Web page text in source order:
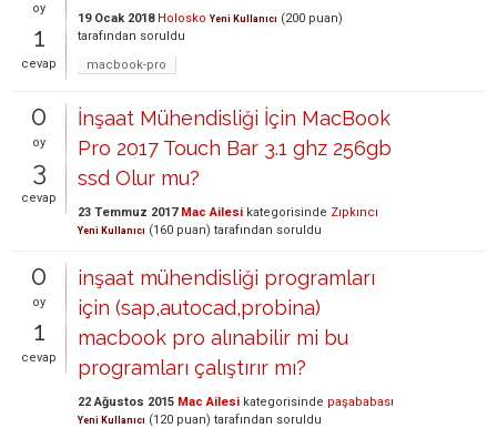
oy
1
cevap
19 Ocak 2018 Holosko Yeni Kullanıcı (200 puan)
tarafından soruldu
macbook-pro
0
oy
3
cevap
İnşaat Mühendisliği İçin MacBook
Pro 2017 Touch Bar 3.1 ghz 256gb
ssd Olur mu?
23 Temmuz 2017 Mac Ailesi kategorisinde Zıpkıncı
Yeni Kullanıcı (160 puan) tarafından soruldu
0
oy
1
cevap
inşaat mühendisliği programları
için (sap,autocad,probina)
macbook pro alınabilir mi bu
programları çalıştırır mı?
22 Ağustos 2015 Mac Ailesi kategorisinde paşababası
Yeni Kullanıcı (120 puan) tarafından soruldu